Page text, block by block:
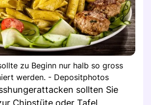
zu Beginn nur halb so gross
werden. - Depositphotos
sollten Sie
Chipstüte oder Tafel